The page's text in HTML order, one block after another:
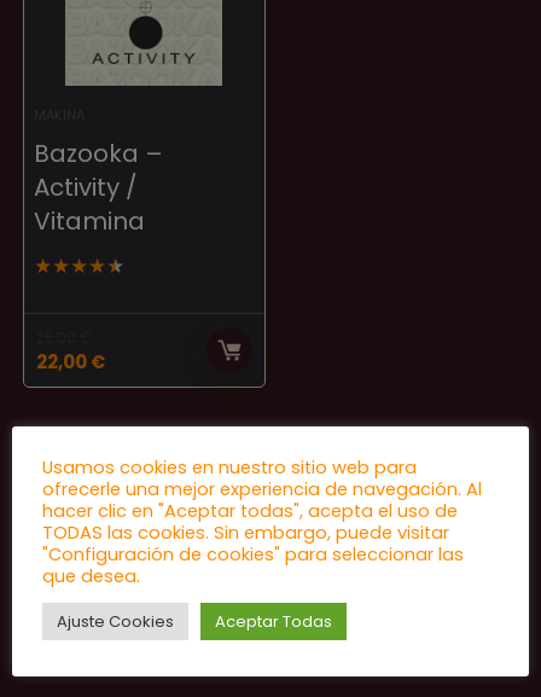
Bazooka –
Activity /
Vitamina
★★★★★
25,00 €
El
precio
era:
25,00 €.
22,00€El
precio
es:
22,00 €.
Usamos cookies en nuestro sitio web para
ofrecerle una mejor experiencia de navegación. Al
hacer clic en "Aceptar todas", acepta el uso de
TODAS las cookies. Sin embargo, puede visitar
"Configuración de cookies" para seleccionar las
que desea.
Ajuste Cookies Aceptar Todas